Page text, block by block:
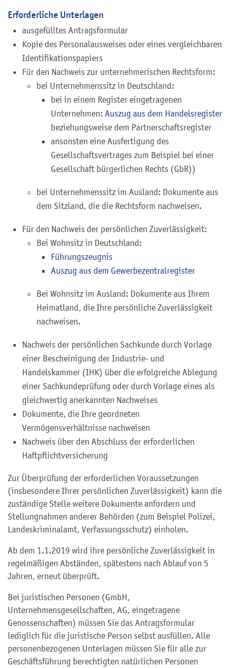
Erforderliche Unterlagen
ausgefülltes Antragsformular
Kopie des Personalausweises oder eines vergleichbaren
Identifikationspapiers
Für den Nachweis zur unternehmerischen Rechtsform:
bei Unternehmenssitz in Deutschland:
bei in einem Register eingetragenen
Unternehmen: Auszug aus dem Handelsregister
beziehungsweise dem Partnerschaftsregister
ansonsten eine Ausfertigung des
Gesellschaftsvertrages zum Beispiel bei einer
Gesellschaft bürgerlichen Rechts (GbR))
bei Unternehmenssitz im Ausland: Dokumente aus
dem Sitzland, die die Rechtsform nachweisen.
Für den Nachweis der persönlichen Zuverlässigkeit:
Bei Wohnsitz in Deutschland:
Führungszeugnis
Auszug aus dem Gewerbezentralregister
Bei Wohnsitz im Ausland: Dokumente aus Ihrem
Heimatland, die Ihre persönliche Zuverlässigkeit
nachweisen.
Nachweis der persönlichen Sachkunde durch Vorlage
einer Bescheinigung der Industrie- und
Handelskammer (IHK) über die erfolgreiche Ablegung
einer Sachkundeprüfung oder durch Vorlage eines als
gleichwertig anerkannten Nachweises
Dokumente, die Ihre geordneten
Vermögensverhältnisse nachweisen
Nachweis über den Abschluss der erforderlichen
Haftpflichtversicherung
Zur Überprüfung der erforderlichen Voraussetzungen
(insbesondere Ihrer persönlichen Zuverlässigkeit) kann die
zuständige Stelle weitere Dokumente anfordern und
Stellungnahmen anderer Behörden (zum Beispiel Polizei,
Landeskriminalamt, Verfassungsschutz) einholen.
Ab dem 1.1.2019 wird ihre persönliche Zuverlässigkeit in
regelmäßigen Abständen, spätestens nach Ablauf von 5
Jahren, erneut überprüft.
Bei juristischen Personen (GmbH,
Unternehmensgesellschaften, AG, eingetragene
Genossenschaften) müssen Sie das Antragsformular
lediglich für die juristische Person selbst ausfüllen. Alle
personenbezogenen Unterlagen müssen Sie für alle zur
Geschäftsführung berechtigten natürlichen Personen